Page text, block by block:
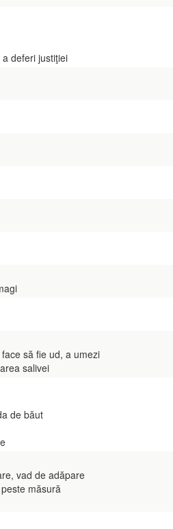
deferi justiţiei
să fie ud, a umezi
salivei
de băut
vad de adăpare
măsură